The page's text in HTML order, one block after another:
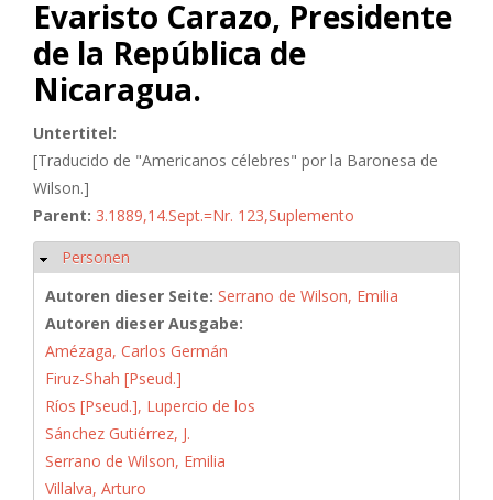
Evaristo Carazo, Presidente
de la República de
Nicaragua.
Untertitel:
[Traducido de "Americanos célebres" por la Baronesa de
Wilson.]
Parent: 3.1889,14.Sept.=Nr. 123,Suplemento
Ausblenden
Personen
Autoren dieser Seite: Serrano de Wilson, Emilia
Autoren dieser Ausgabe:
Amézaga, Carlos Germán
Firuz-Shah [Pseud.]
Ríos [Pseud.], Lupercio de los
Sánchez Gutiérrez, J.
Serrano de Wilson, Emilia
Villalva, Arturo